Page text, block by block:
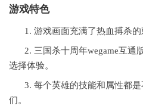
游戏特色
1. 游戏画面充满了热血搏杀的
2. 三国杀十周年wegame互通
选择体验。
3. 每个英雄的技能和属性都
们。